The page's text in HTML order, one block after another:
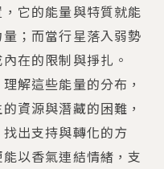
它的能量與特質就能
；而當行星落入弱勢
在的限制與掙扎。
解這些能量的分布，
資源與潛藏的困難，
出支持與轉化的方
以香氣連結情緒，支